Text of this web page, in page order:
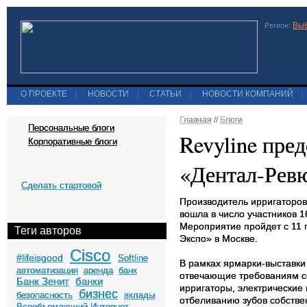
Регион:
О ПРОЕКТЕ НОВОСТИ СТАТЬИ НОВОСТИ КОМПАНИЙ
Персональные блоги
Корпоративные блоги
Сделать стартовой
Теги авторов
#lifeisgood Cisco
Softline
автоматизация аренда банк
Банк Зенит банки
безопасность бизнес
вклады
Главная // Блоги
Revyline
«Дентал-
Производитель
вошла в число участников
Мероприятие пройдет с 11
Экспо» в Москве.
В рамках ярмарки-
отвечающие требованиям
ирригаторы,
отбеливанию зубов